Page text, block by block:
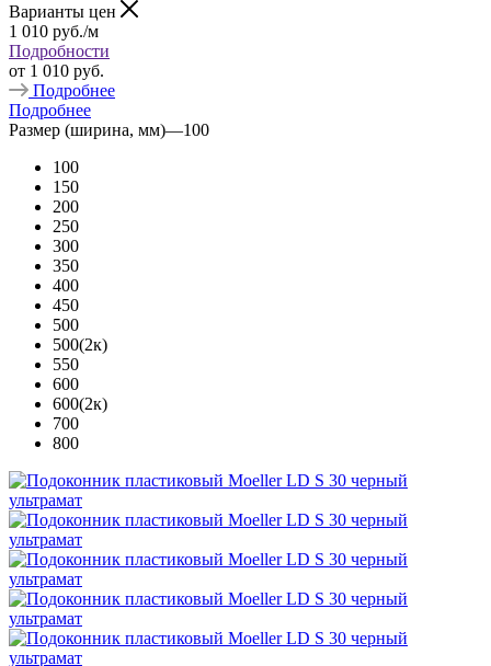
Варианты цен
1 010 руб./м
Подробности
от 1 010 руб.
Подробнее
Подробнее
Размер (ширина, мм)—100
100
150
200
250
300
350
400
450
500
500(2к)
550
600
600(2к)
700
800